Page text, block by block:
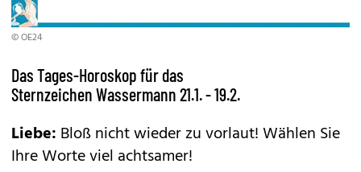
© OE24
Das Tages-Horoskop für das
Sternzeichen Wassermann 21.1. - 19.2.
Liebe: Bloß nicht wieder zu vorlaut! Wählen Sie
Ihre Worte viel achtsamer!